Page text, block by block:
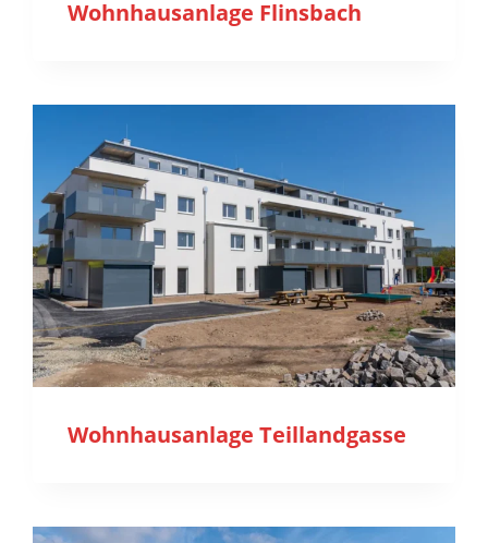
Wohnhausanlage Flinsbach
Wohnhausanlage Teillandgasse